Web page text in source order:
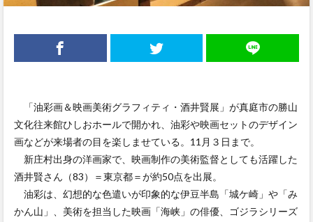
「油彩画＆映画美術グラフィティ・酒井賢展」が真庭市の勝山
文化往来館ひしおホールで開かれ、油彩や映画セットのデザイン
画などが来場者の目を楽しませている。11月３日まで。
新庄村出身の洋画家で、映画制作の美術監督としても活躍した
酒井賢さん（83）＝東京都＝が約50点を出展。
油彩は、幻想的な色遣いが印象的な伊豆半島「城ケ崎」や「み
かん山」、美術を担当した映画「海峡」の俳優、ゴジラシリーズ